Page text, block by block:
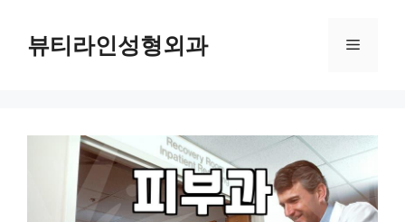
뷰티라인성형외과 메